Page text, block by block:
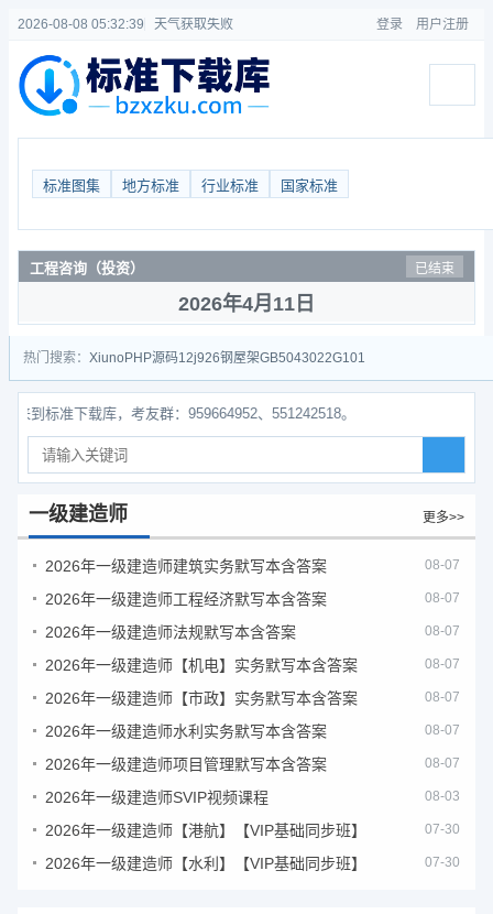
2026-08-08 05:32:39 天气获取失败 登录 用户注册
标准图集 地方标准 行业标准 国家标准
工程咨询（投资） 已结束
2026年4月11日
热门搜索： Xiuno PHP源码12j926钢屋架GB5043022G101
标准下载库，考友群：959664952、551242518。
一级建造师 更多>>
2026年一级建造师建筑实务默写本含答案 08-07
2026年一级建造师工程经济默写本含答案 08-07
2026年一级建造师法规默写本含答案 08-07
2026年一级建造师【机电】实务默写本含答案 08-07
2026年一级建造师【市政】实务默写本含答案 08-07
2026年一级建造师水利实务默写本含答案 08-07
2026年一级建造师项目管理默写本含答案 08-07
2026年一级建造师SVIP视频课程 08-03
2026年一级建造师【港航】【VIP基础同步班】 07-30
2026年一级建造师【水利】【VIP基础同步班】 07-30